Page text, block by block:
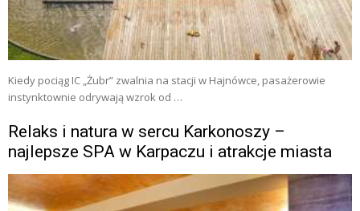
Kiedy pociąg IC „Żubr” zwalnia na stacji w Hajnówce, pasażerowie
instynktownie odrywają wzrok od …
Relaks i natura w sercu Karkonoszy –
najlepsze SPA w Karpaczu i atrakcje miasta